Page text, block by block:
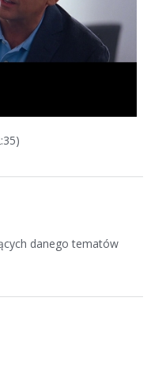
danego tematów